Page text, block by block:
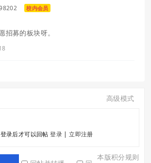
校内会员
招募的板块呀。
高级模式
录后才可以回帖登录|立即注册
本版积分规则